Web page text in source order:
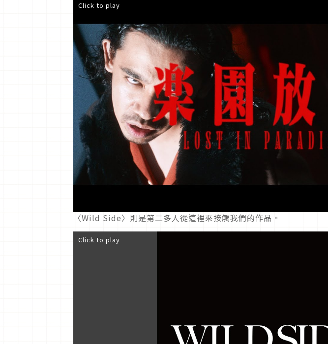
Click to play
〈Wild Side〉則是第二多人從這裡來接觸我們的作品。
Click to play